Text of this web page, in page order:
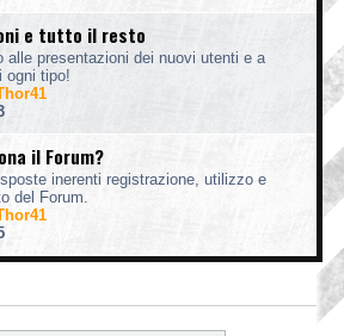
e tutto il resto
alle presentazioni dei nuovi utenti e a
ogni tipo!
il Forum?
inerenti registrazione, utilizzo e
del Forum.